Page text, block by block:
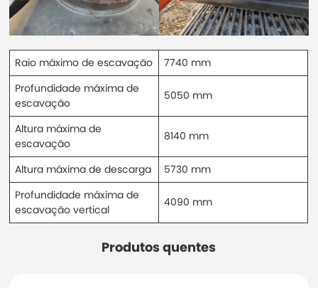
Raio máximo de escavação
7740 mm
Profundidade máxima de
escavação
5050 mm
Altura máxima de
escavação
8140 mm
Altura máxima de descarga
5730 mm
Profundidade máxima de
escavação vertical
4090 mm
Produtos quentes